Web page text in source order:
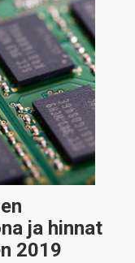
ja hinnat
2019